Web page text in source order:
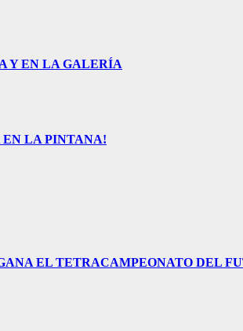
Y EN LA GALERÍA
LA PINTANA!
EL TETRACAMPEONATO DEL